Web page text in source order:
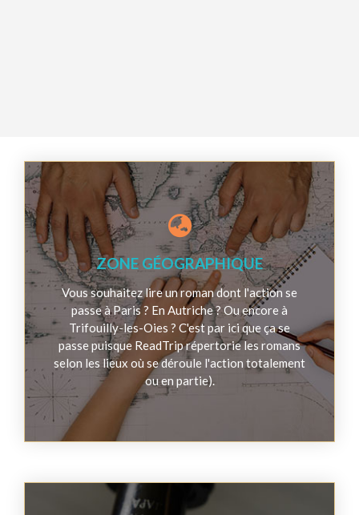
ZONE GÉOGRAPHIQUE
Vous souhaitez lire un roman dont l'action se
passe à Paris ? En Autriche ? Ou encore à
Trifouilly-les-Oies ? C'est par ici que ça se
passe puisque ReadTrip répertorie les romans
selon les lieux où se déroule l'action totalement
ou en partie).